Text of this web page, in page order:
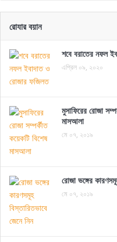
রোযার বয়ান
শবে বরাতের নফল
এপ্রিল ০৯, ২০২০
মুসাফিরের রোজা
মাসআলা
মে ০৭, ২০১৯
রোজা ভঙ্গের
মে ০৭, ২০১৯